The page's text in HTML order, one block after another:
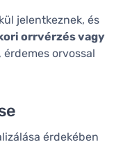
jelentkeznek, és
orrvérzés vagy
érdemes orvossal
érdekében